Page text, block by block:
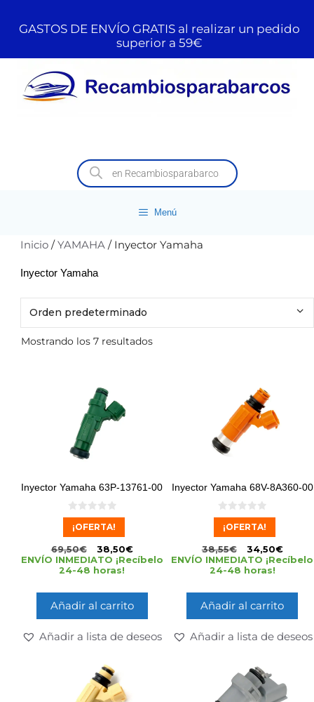
GASTOS DE ENVÍO GRATIS al realizar un pedido
superior a 59€
Menú
Inicio /YAMAHA / Inyector Yamaha
Inyector Yamaha
Mostrando los 7 resultados
Inyector Yamaha 63P-13761-00
0
e
¡OFERTA!
69,50€ 38,50€
ENVÍO INMEDIATO ¡Recíbelo
24-48 horas!
Añadir al carrito
Añadir a lista de deseos
Inyector Yamaha 68V-8A360-00
0
e
¡OFERTA!
38,55€ 34,50€
ENVÍO INMEDIATO ¡Recíbelo
24-48 horas!
Añadir al carrito
Añadir a lista de deseos